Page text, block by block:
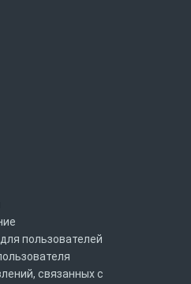
пользователей
связанных с